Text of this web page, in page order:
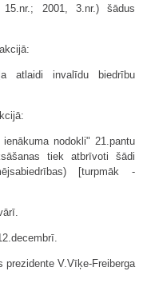
2001, 3.nr.) šādus
atlaidi invalīdu biedrību
nodokli" 21.pantu
tiek atbrīvoti šādi
[turpmāk -
prezidente V.Vīķe-Freiberga